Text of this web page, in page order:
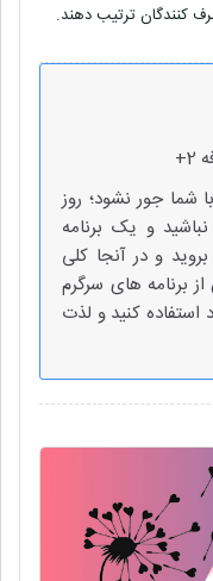
کنندگان ترتیب دهند.
شما جور نشود؛ روز
و یک برنامه
بسازید. میتوانید به کافه 2+ بروید و در آنجا کلی
برنامه های سرگرم
2+ وجود دارد استفاده کنید و لذت